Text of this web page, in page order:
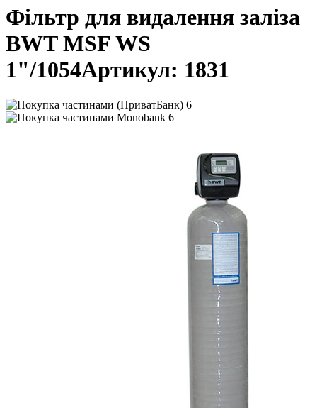
Фільтр для видалення заліза
BWT MSF WS
1"/1054Артикул: 1831
6
6